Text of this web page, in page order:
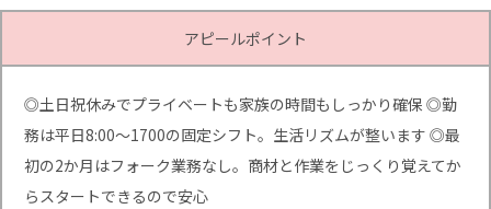
アピールポイント
◎土日祝休みでプライベートも家族の時間もしっかり確保 ◎勤
務は平日8:00～1700の固定シフト。生活リズムが整います ◎最
初の2か月はフォーク業務なし。商材と作業をじっくり覚えてか
らスタートできるので安心